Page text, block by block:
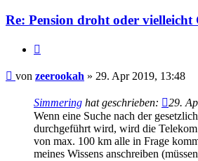
Re: Pension droht oder vielleicht
Beitrag
von zeerookah » 29. Apr 2019, 13:48
Simmering hat geschrieben:
29.
Wenn eine Suche nach der
durchgeführt wird, wird die
von max. 100 km alle in Frage
meines Wissens anschreiben